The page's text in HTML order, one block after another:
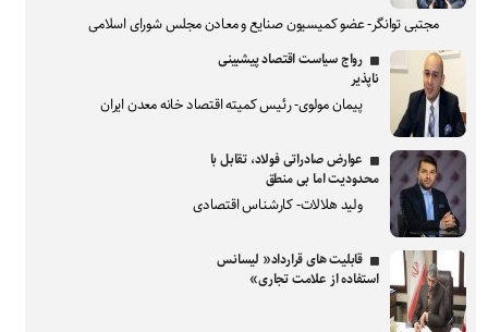
مجتبی توانگر- عضو کمیسیون صنایع و معادن مجلس شورای اسلامی
رواج سیاست اقتصاد پیشبینی
ناپذیر
پیمان مولوی- رئیس کمیته اقتصاد خانه معدن ایران
عوارض صادراتی فولاد، تقابل با
محدودیت اما بی منطق
ولید هلالات- کارشناس اقتصادی
قابلیت های قرارداد« لیسانس
استفاده از علامت تجاری»